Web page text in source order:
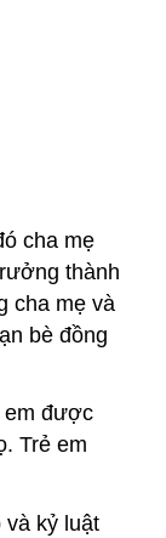
cha mẹ
thành
cha mẹ và
bè đồng
em được
Trẻ em
và kỷ luật